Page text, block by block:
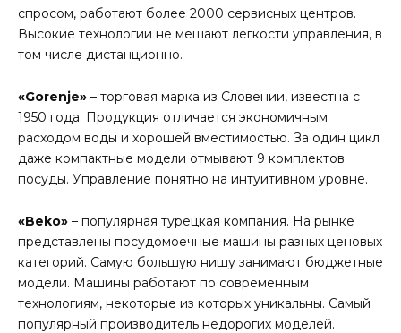
спросом, работают более 2000 сервисных центров.
Высокие технологии не мешают легкости управления, в
том числе дистанционно.
«Gorenje» – торговая марка из Словении, известна с
1950 года. Продукция отличается экономичным
расходом воды и хорошей вместимостью. За один цикл
даже компактные модели отмывают 9 комплектов
посуды. Управление понятно на интуитивном уровне.
«Beko» – популярная турецкая компания. На рынке
представлены посудомоечные машины разных ценовых
категорий. Самую большую нишу занимают бюджетные
модели. Машины работают по современным
технологиям, некоторые из которых уникальны. Самый
популярный производитель недорогих моделей.